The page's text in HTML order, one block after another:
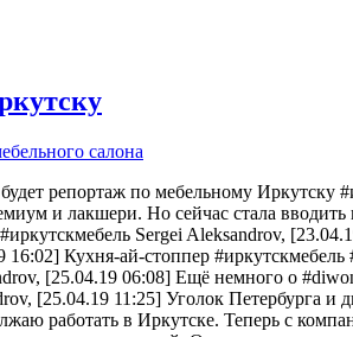
салона
репортаж по мебельному Иркутску
и лакшери. Но сейчас стала
Sergei Aleksandrov,
16:02] Кухня-ай-стоппер
[25.04.19 06:08] Ещё немного о
[25.04.19 11:25] Уголок Петербурга
работать в Иркутске. Теперь с